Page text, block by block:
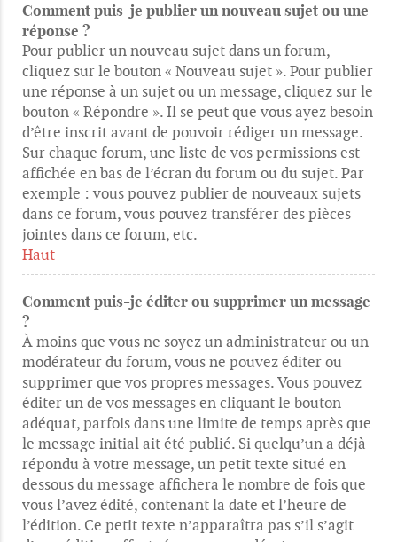
Comment puis-je publier un nouveau sujet ou une
réponse ?
Pour publier un nouveau sujet dans un forum,
cliquez sur le bouton « Nouveau sujet ». Pour publier
une réponse à un sujet ou un message, cliquez sur le
bouton « Répondre ». Il se peut que vous ayez besoin
d’être inscrit avant de pouvoir rédiger un message.
Sur chaque forum, une liste de vos permissions est
affichée en bas de l’écran du forum ou du sujet. Par
exemple : vous pouvez publier de nouveaux sujets
dans ce forum, vous pouvez transférer des pièces
jointes dans ce forum, etc.
Haut
Comment puis-je éditer ou supprimer un message
?
À moins que vous ne soyez un administrateur ou un
modérateur du forum, vous ne pouvez éditer ou
supprimer que vos propres messages. Vous pouvez
éditer un de vos messages en cliquant le bouton
adéquat, parfois dans une limite de temps après que
le message initial ait été publié. Si quelqu’un a déjà
répondu à votre message, un petit texte situé en
dessous du message affichera le nombre de fois que
vous l’avez édité, contenant la date et l’heure de
l’édition. Ce petit texte n’apparaîtra pas s’il s’agit